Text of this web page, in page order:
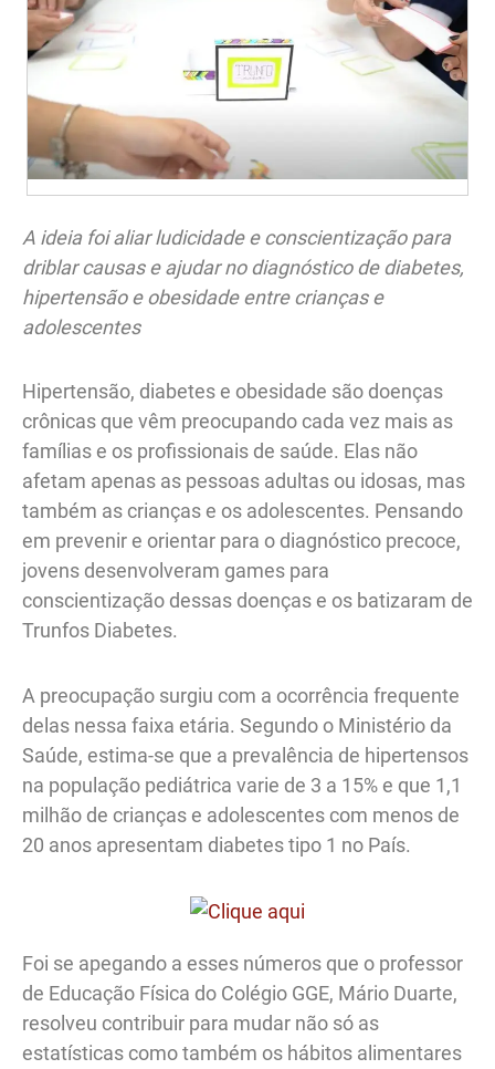
A ideia foi aliar ludicidade e conscientização para
driblar causas e ajudar no diagnóstico de diabetes,
hipertensão e obesidade entre crianças e
adolescentes
Hipertensão, diabetes e obesidade são doenças
crônicas que vêm preocupando cada vez mais as
famílias e os profissionais de saúde. Elas não
afetam apenas as pessoas adultas ou idosas, mas
também as crianças e os adolescentes. Pensando
em prevenir e orientar para o diagnóstico precoce,
jovens desenvolveram games para
conscientização dessas doenças e os batizaram de
Trunfos Diabetes.
A preocupação surgiu com a ocorrência frequente
delas nessa faixa etária. Segundo o Ministério da
Saúde, estima-se que a prevalência de hipertensos
na população pediátrica varie de 3 a 15% e que 1,1
milhão de crianças e adolescentes com menos de
20 anos apresentam diabetes tipo 1 no País.
Foi se apegando a esses números que o professor
de Educação Física do Colégio GGE, Mário Duarte,
resolveu contribuir para mudar não só as
estatísticas como também os hábitos alimentares